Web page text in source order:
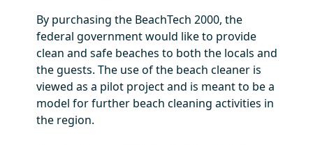
By purchasing the BeachTech 2000, the
federal government would like to provide
clean and safe beaches to both the locals and
the guests. The use of the beach cleaner is
viewed as a pilot project and is meant to be a
model for further beach cleaning activities in
the region.